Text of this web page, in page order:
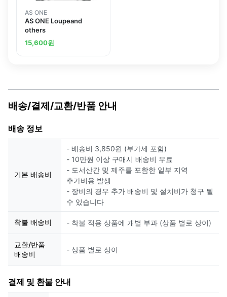
AS ONE
AS ONE Loupeand
others
15,600원
배송/결제/교환/반품 안내
배송 정보
기본 배송비
- 배송비 3,850원 (부가세 포함)
- 10만원 이상 구매시 배송비 무료
- 도서산간 및 제주를 포함한 일부 지역
추가비용 발생
- 장비의 경우 추가 배송비 및 설치비가 청구 될
수 있습니다
착불 배송비 - 착불 적용 상품에 개별 부과 (상품 별로 상이)
교환/반품
배송비
- 상품 별로 상이
결제 및 환불 안내